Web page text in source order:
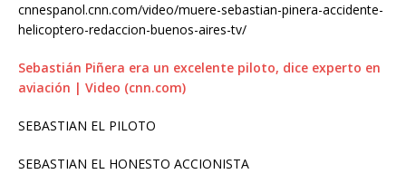
cnnespanol.cnn.com/video/muere-sebastian-pinera-accidente-
helicoptero-redaccion-buenos-aires-tv/
Sebastián Piñera era un excelente piloto, dice experto en
aviación | Video (cnn.com)
SEBASTIAN EL PILOTO
SEBASTIAN EL HONESTO ACCIONISTA